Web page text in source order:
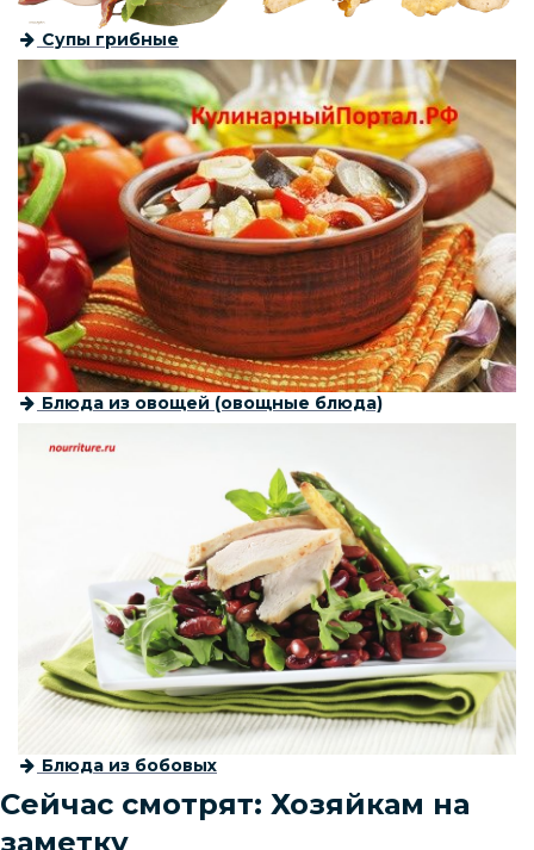
Супы грибные
Блюда из овощей (овощные блюда)
Блюда из бобовых
Сейчас смотрят: Хозяйкам на
заметку